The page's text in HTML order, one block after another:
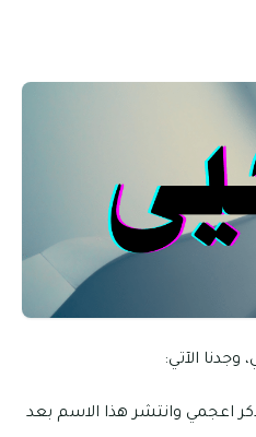
الآتي:
اعجمي وانتشر هذا الاسم بعد